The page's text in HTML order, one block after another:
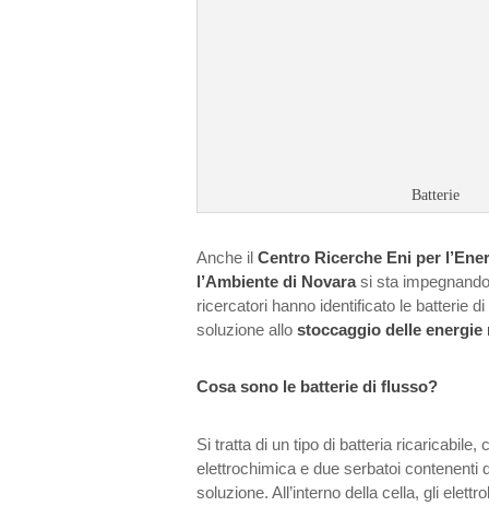
Batterie
Anche il Centro Ricerche Eni per
l’Ambiente di Novarasi sta
ricercatori hanno identificato le batterie
soluzione allo stoccaggio delle energie
Cosa sono le batterie di flusso?
Si tratta di un tipo di batteria ricaricabile,
elettrochimica e due serbatoi contenenti
soluzione. All’interno della cella, gli